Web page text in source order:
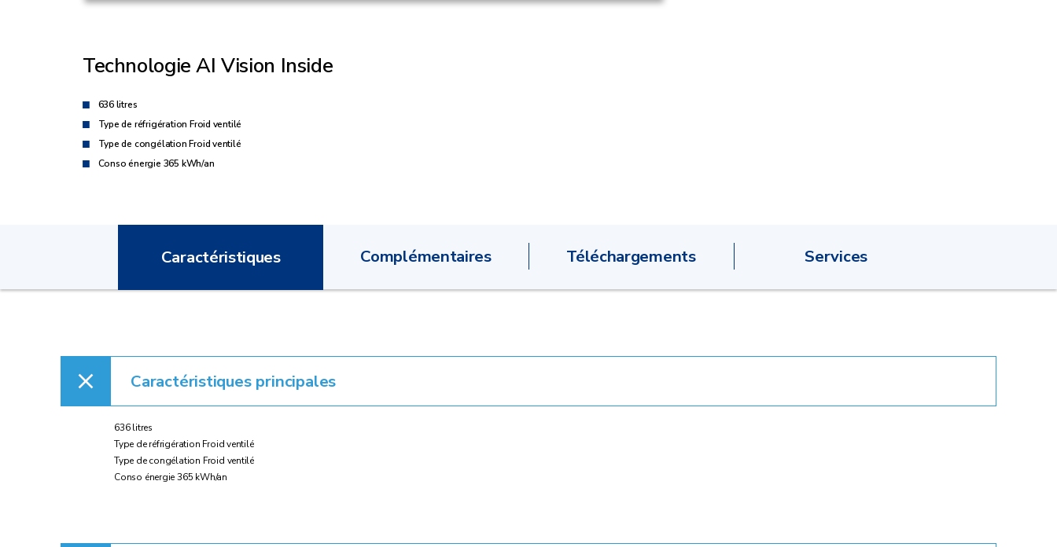
Technologie AI Vision Inside
636 litres
Type de réfrigération Froid ventilé
Type de congélation Froid ventilé
Conso énergie 365 kWh/an
Caractéristiques Complémentaires Téléchargements Services
Caractéristiques principales
636 litres
Type de réfrigération Froid ventilé
Type de congélation Froid ventilé
Conso énergie 365 kWh/an